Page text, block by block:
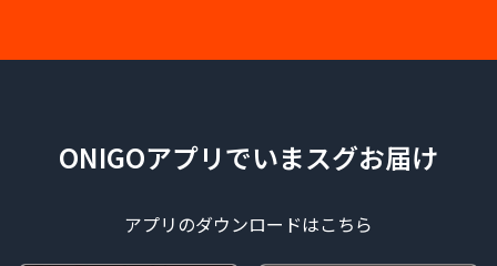
ONIGOアプリでいまスグお届け
アプリのダウンロードはこちら